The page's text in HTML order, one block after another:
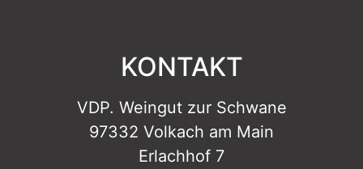
KONTAKT
VDP. Weingut zur Schwane
97332 Volkach am Main
Erlachhof 7